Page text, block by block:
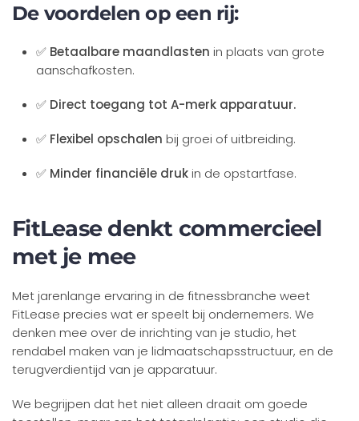
De voordelen op een rij:
✅ Betaalbare maandlasten in plaats van grote
aanschafkosten.
✅ Direct toegang tot A-merk apparatuur.
✅ Flexibel opschalen bij groei of uitbreiding.
✅ Minder financiële drukin de opstartfase.
FitLease denkt commercieel
met je mee
Met jarenlange ervaring in de fitnessbranche weet
FitLease precies wat er speelt bij ondernemers. We
denken mee over de inrichting van je studio, het
rendabel maken van je lidmaatschapsstructuur, en de
terugverdientijd van je apparatuur.
We begrijpen dat het niet alleen draait om goede